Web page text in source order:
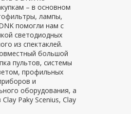
– в основном
лампы,
помогли нам с
светодиодных
из спектаклей.
большой
пультов, системы
профильных
и
оборудования, а
Paky Scenius, Clay